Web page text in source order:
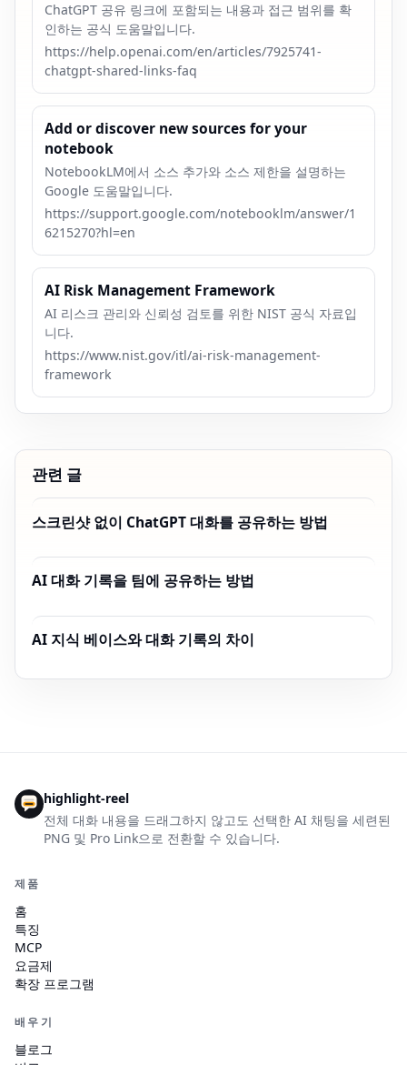
ChatGPT 공유 링크에 포함되는 내용과 접근 범위를 확
인하는 공식 도움말입니다.
https://help.openai.com/en/articles/7925741-
chatgpt-shared-links-faq
Add or discover new sources for your
notebook
NotebookLM에서 소스 추가와 소스 제한을 설명하는
Google 도움말입니다.
https://support.google.com/notebooklm/answer/1
6215270?hl=en
AI Risk Management Framework
AI 리스크 관리와 신뢰성 검토를 위한 NIST 공식 자료입
니다.
https://www.nist.gov/itl/ai-risk-management-
framework
관련 글
스크린샷 없이 ChatGPT 대화를 공유하는 방법
AI 대화 기록을 팀에 공유하는 방법
AI 지식 베이스와 대화 기록의 차이
highlight-reel
전체 대화 내용을 드래그하지 않고도 선택한 AI 채팅을 세련된
PNG 및 Pro Link으로 전환할 수 있습니다.
제품
홈
특징
MCP
요금제
확장 프로그램
배우기
블로그